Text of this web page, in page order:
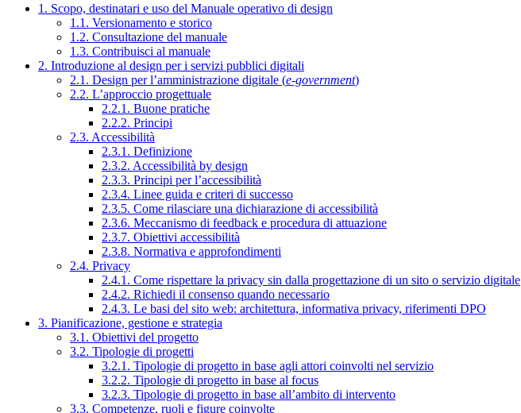
1. Scopo, destinatari e uso del Manuale operativo di design
1.1. Versionamento e storico
1.2. Consultazione del manuale
1.3. Contribuisci al manuale
2. Introduzione al design per i servizi pubblici digitali
2.1. Design per l’amministrazione digitale (e-government)
2.2. L’approccio progettuale
2.2.1. Buone pratiche
2.2.2. Principi
2.3. Accessibilità
2.3.1. Definizione
2.3.2. Accessibilità by design
2.3.3. Principi per l’accessibilità
2.3.4. Linee guida e criteri di successo
2.3.5. Come rilasciare una dichiarazione di accessibilità
2.3.6. Meccanismo di feedback e procedura di attuazione
2.3.7. Obiettivi accessibilità
2.3.8. Normativa e approfondimenti
2.4. Privacy
2.4.1. Come rispettare la privacy sin dalla progettazione di un sito o servizio digitale
2.4.2. Richiedi il consenso quando necessario
2.4.3. Le basi del sito web: architettura, informativa privacy, riferimenti DPO
3. Pianificazione, gestione e strategia
3.1. Obiettivi del progetto
3.2. Tipologie di progetti
3.2.1. Tipologie di progetto in base agli attori coinvolti nel servizio
3.2.2. Tipologie di progetto in base al focus
3.2.3. Tipologie di progetto in base all’ambito di intervento
3.3. Competenze, ruoli e figure coinvolte